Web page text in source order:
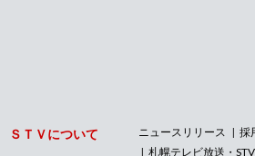
ＳＴＶについて ニュースリリース 採
札幌テレビ放送・